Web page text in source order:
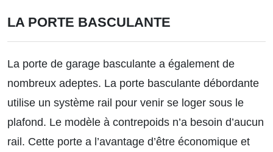
LA PORTE BASCULANTE
La porte de garage basculante a également de
nombreux adeptes. La porte basculante débordante
utilise un système rail pour venir se loger sous le
plafond. Le modèle à contrepoids n’a besoin d’aucun
rail. Cette porte a l’avantage d’être économique et